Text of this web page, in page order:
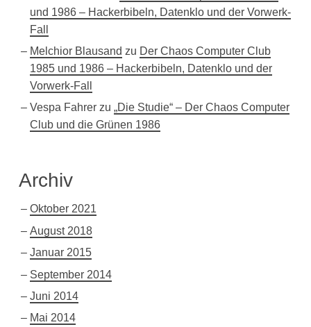
und 1986 – Hackerbibeln, Datenklo und der Vorwerk-
Fall
Melchior Blausand zu Der Chaos Computer Club
1985 und 1986 – Hackerbibeln, Datenklo und der
Vorwerk-Fall
Vespa Fahrerzu „Die Studie“ – Der Chaos Computer
Club und die Grünen 1986
Archiv
Oktober 2021
August 2018
Januar 2015
September 2014
Juni 2014
Mai 2014